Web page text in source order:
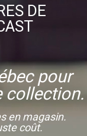
DE
pour
collection.
en magasin.
coût.